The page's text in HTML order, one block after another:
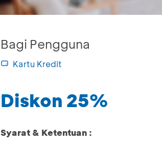
Bagi Pengguna
Kartu Kredit
Diskon 25%
Syarat & Ketentuan :